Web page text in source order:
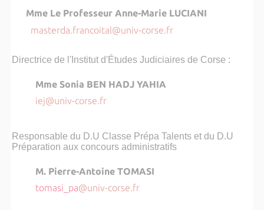
Mme Le Professeur Anne-Marie LUCIANI
masterda.francoital@univ-corse.fr
Directrice de l'Institut d'Études Judiciaires de Corse :
Mme Sonia BEN HADJ YAHIA
iej@univ-corse.fr
Responsable du D.U Classe Prépa Talents et du D.U
Préparation aux concours administratifs
M. Pierre-Antoine TOMASI
tomasi_pa@univ-corse.fr